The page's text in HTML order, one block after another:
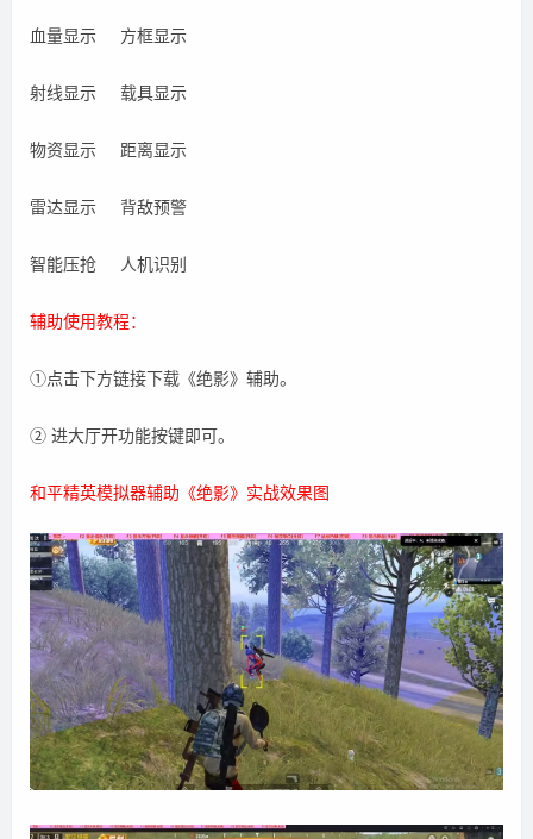
血量显示 方框显示
射线显示 载具显示
物资显示 距离显示
雷达显示 背敌预警
智能压抢 人机识别
辅助使用教程：
①点击下方链接下载《绝影》辅助。
② 进大厅开功能按键即可。
和平精英模拟器辅助《绝影》实战效果图